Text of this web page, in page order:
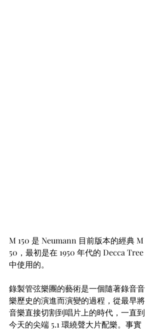
M 150 是 Neumann 目前版本的經典 M
50，最初是在 1950 年代的 Decca Tree
中使用的。
錄製管弦樂團的藝術是一個隨著錄音音
樂歷史的演進而演變的過程，從最早將
音樂直接切割到唱片上的時代，一直到
今天的尖端 5.1 環繞聲大片配樂。事實